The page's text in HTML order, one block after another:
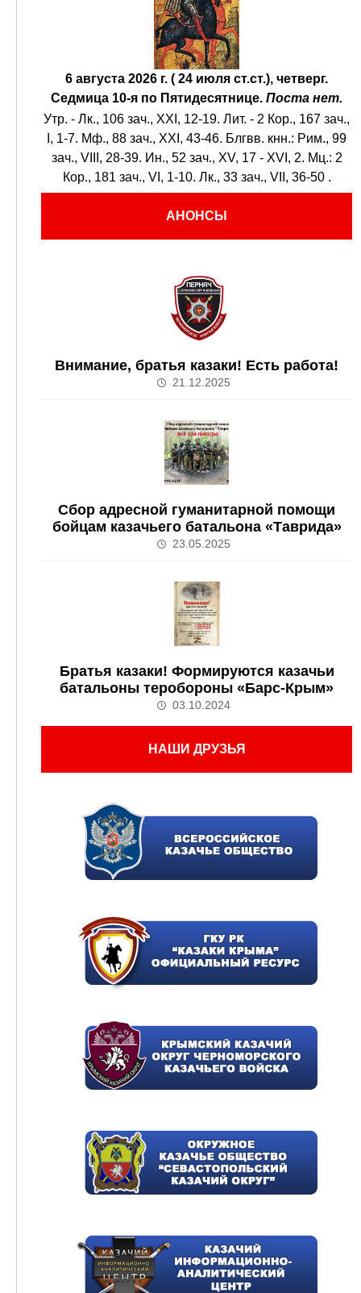
6 августа 2026 г. ( 24 июля ст.ст.), четверг.
Седмица 10-я по Пятидесятнице. Поста нет.
Утр. - Лк., 106 зач., XXI, 12-19. Лит. - 2 Кор., 167 зач.,
I, 1-7. Мф., 88 зач., XXI, 43-46. Блгвв. кнн.: Рим., 99
зач., VIII, 28-39. Ин., 52 зач., XV, 17 - XVI, 2. Мц.: 2
Кор., 181 зач., VI, 1-10. Лк., 33 зач., VII, 36-50 .
АНОНСЫ
Внимание, братья казаки! Есть работа!
21.12.2025
Сбор адресной гуманитарной помощи
бойцам казачьего батальона «Таврида»
23.05.2025
Братья казаки! Формируются казачьи
батальоны теробороны «Барс-Крым»
03.10.2024
НАШИ ДРУЗЬЯ